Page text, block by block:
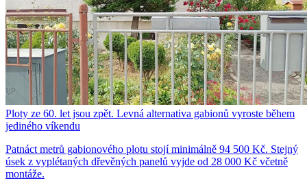
Ploty ze 60. let jsou zpět. Levná alternativa gabionů vyroste během
jediného víkendu
Patnáct metrů gabionového plotu stojí minimálně 94 500 Kč. Stejný
úsek z vyplétaných dřevěných panelů vyjde od 28 000 Kč včetně
montáže.